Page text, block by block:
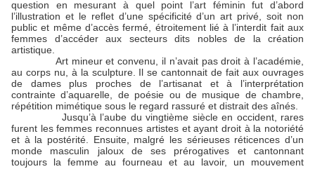
question en mesurant à quel point l’art féminin fut d’abord
l’illustration et le reflet d’une spécificité d’un art privé, soit non
public et même d’accès fermé, étroitement lié à l’interdit fait aux
femmes d’accéder aux secteurs dits nobles de la création
artistique.
Art mineur et convenu, il n’avait pas droit à l’académie,
au corps nu, à la sculpture. Il se cantonnait de fait aux ouvrages
de dames plus proches de l’artisanat et à l’interprétation
contrainte d’aquarelle, de poésie ou de musique de chambre,
répétition mimétique sous le regard rassuré et distrait des aînés.
Jusqu’à l’aube du vingtième siècle en occident, rares
furent les femmes reconnues artistes et ayant droit à la notoriété
et à la postérité. Ensuite, malgré les sérieuses réticences d’un
monde masculin jaloux de ses prérogatives et cantonnant
toujours la femme au fourneau et au lavoir, un mouvement